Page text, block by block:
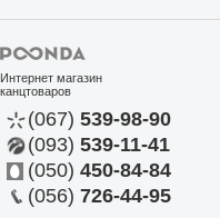
Интернет магазин
канцтоваров
(067) 539-98-90
(093) 539-11-41
(050) 450-84-84
(056) 726-44-95